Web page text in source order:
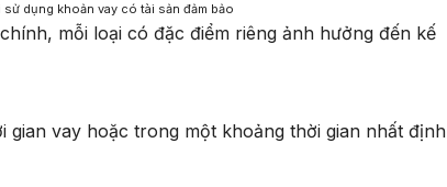
dụng khoản vay có tài sản đảm bảo
mỗi loại có đặc điểm riêng ảnh hưởng đến kế
vay hoặc trong một khoảng thời gian nhất định